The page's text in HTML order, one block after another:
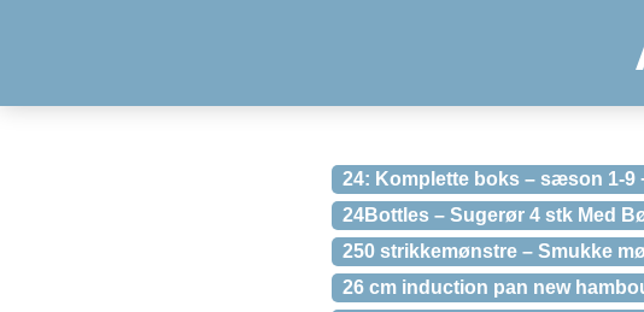
24: Komplette boks – sæson 1-9
24Bottles – Sugerør 4 stk Med
250 strikkemønstre – Smukke
26 cm induction pan new